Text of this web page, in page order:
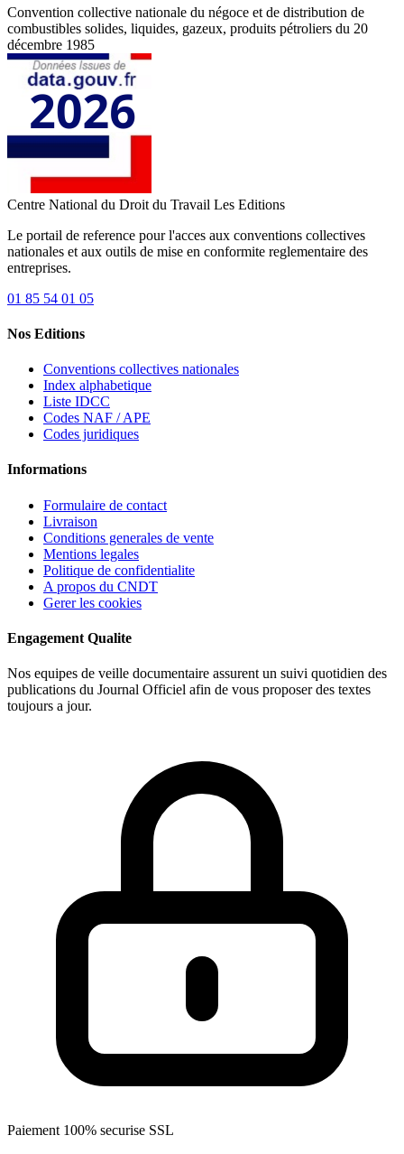
Convention collective nationale du négoce et de distribution de
combustibles solides, liquides, gazeux, produits pétroliers du 20
décembre 1985
Centre National du Droit du Travail Les Editions
Le portail de reference pour l'acces aux conventions collectives
nationales et aux outils de mise en conformite reglementaire des
entreprises.
01 85 54 01 05
Nos Editions
Conventions collectives nationales
Index alphabetique
Liste IDCC
Codes NAF / APE
Codes juridiques
Informations
Formulaire de contact
Livraison
Conditions generales de vente
Mentions legales
Politique de confidentialite
A propos du CNDT
Gerer les cookies
Engagement Qualite
Nos equipes de veille documentaire assurent un suivi quotidien des
publications du Journal Officiel afin de vous proposer des textes
toujours a jour.
Paiement 100% securise SSL